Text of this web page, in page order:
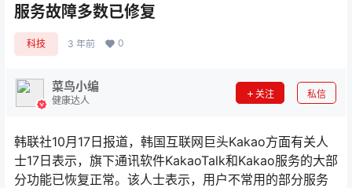
服务故障多数已修复
科技 3 年前 0
菜鸟小编
健康达人
关注 私信
韩联社10月17日报道，韩国互联网巨头Kakao方面有关人
士17日表示，旗下通讯软件KakaoTalk和Kakao服务的大部
分功能已恢复正常。该人士表示，用户不常用的部分服务